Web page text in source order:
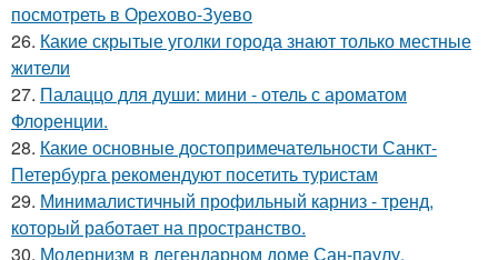
посмотреть в Орехово-Зуево
26. Какие скрытые уголки города знают только местные
жители
27. Палаццо для души: мини - отель с ароматом
Флоренции.
28. Какие основные достопримечательности Санкт-
Петербурга рекомендуют посетить туристам
29. Минималистичный профильный карниз - тренд,
который работает на пространство.
30. Модернизм в легендарном доме Сан-паулу.